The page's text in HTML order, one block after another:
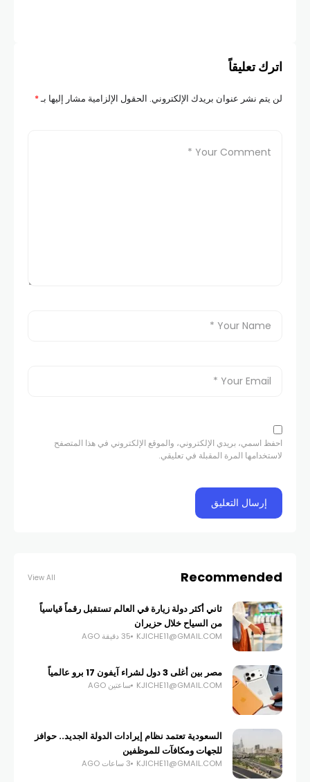
اترك تعليقاً
لن يتم نشر عنوان بريدك الإلكتروني. الحقول الإلزامية مشار إليها بـ*
احفظ اسمي، بريدي الإلكتروني، والموقع الإلكتروني في هذا المتصفح
لاستخدامها المرة المقبلة في تعليقي.
Recommended
View All
ثاني أكثر دولة زيارة في العالم تستقبل رقماً قياسياً
من السياح خلال حزيران
KJICHE11@GMAIL.COM 35 دقيقة AGO
مصر بين أغلى 3 دول لشراء آيفون 17 برو عالمياً
KJICHE11@GMAIL.COM ساعتين AGO
السعودية تعتمد نظام إيرادات الدولة الجديد.. حوافز
للجهات ومكافآت للموظفين
KJICHE11@GMAIL.COM 3 ساعات AGO